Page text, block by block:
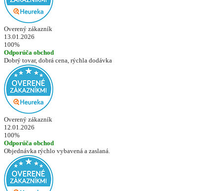
Overený zákazník
13.01.2026
100%
Odporúča obchod
Dobrý tovar, dobrá cena, rýchla dodávka
Overený zákazník
12.01.2026
100%
Odporúča obchod
Objednávka rýchlo vybavená a zaslaná.